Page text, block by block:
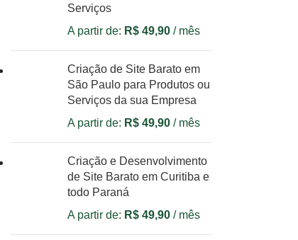
Serviços
A partir de: R$49,90 / mês
Criação de Site Barato em
São Paulo para Produtos ou
Serviços da sua Empresa
A partir de: R$49,90 / mês
Criação e Desenvolvimento
de Site Barato em Curitiba e
todo Paraná
A partir de: R$49,90 / mês